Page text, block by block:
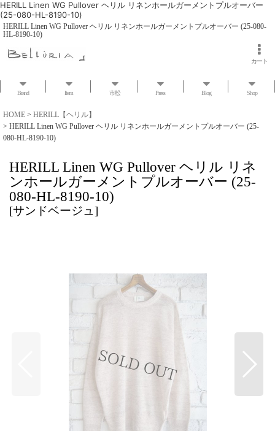
HERILL Linen WG Pullover ヘリル リネンホールガーメントプルオーバー
(25-080-HL-8190-10)
HERILL Linen WG Pullover ヘリル リネンホールガーメントプルオーバー (25-080-
HL-8190-10)
カート
Brand Item 市松 Press Blog Shop
HOME > HERILL【ヘリル】
> HERILL Linen WG Pullover ヘリル リネンホールガーメントプルオーバー (25-
080-HL-8190-10)
HERILL Linen WG Pullover ヘリル リネ
ンホールガーメントプルオーバー (25-
080-HL-8190-10)
[サンドベージュ ]